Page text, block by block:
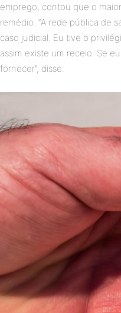
emprego, contou que o
remédio. “A rede pública de
caso judicial. Eu tive o
assim existe um receio. Se
fornecer”, disse.